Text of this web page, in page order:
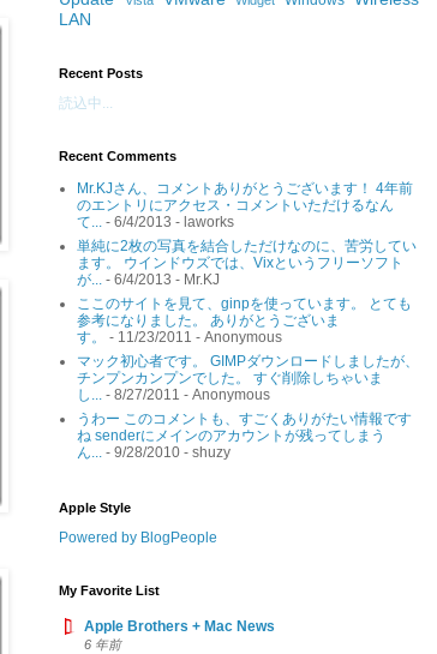
LAN
Recent Posts
読込中...
Recent Comments
Mr.KJさん、コメントありがとうございます！ 4年前
のエントリにアクセス・コメントいただけるなん
て... - 6/4/2013 - laworks
単純に2枚の写真を結合しただけなのに、苦労してい
ます。 ウインドウズでは、Vixというフリーソフト
が... - 6/4/2013 - Mr.KJ
ここのサイトを見て、ginpを使っています。 とても
参考になりました。 ありがとうございま
す。
- 11/23/2011 - Anonymous
マック初心者です。 GIMPダウンロードしましたが、
チンプンカンプンでした。 すぐ削除しちゃいま
し... - 8/27/2011 - Anonymous
うわー このコメントも、すごくありがたい情報です
ね senderにメインのアカウントが残ってしまう
ん... - 9/28/2010 - shuzy
Apple Style
Powered by BlogPeople
My Favorite List
Apple Brothers + Mac News
6 年前